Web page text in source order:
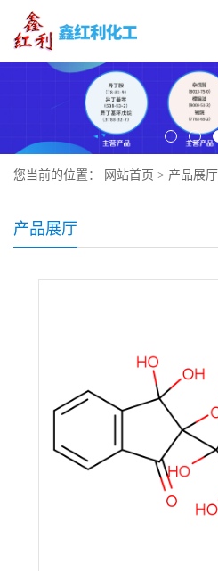
您当前的位置： 网站首页 > 产品展厅
产品展厅